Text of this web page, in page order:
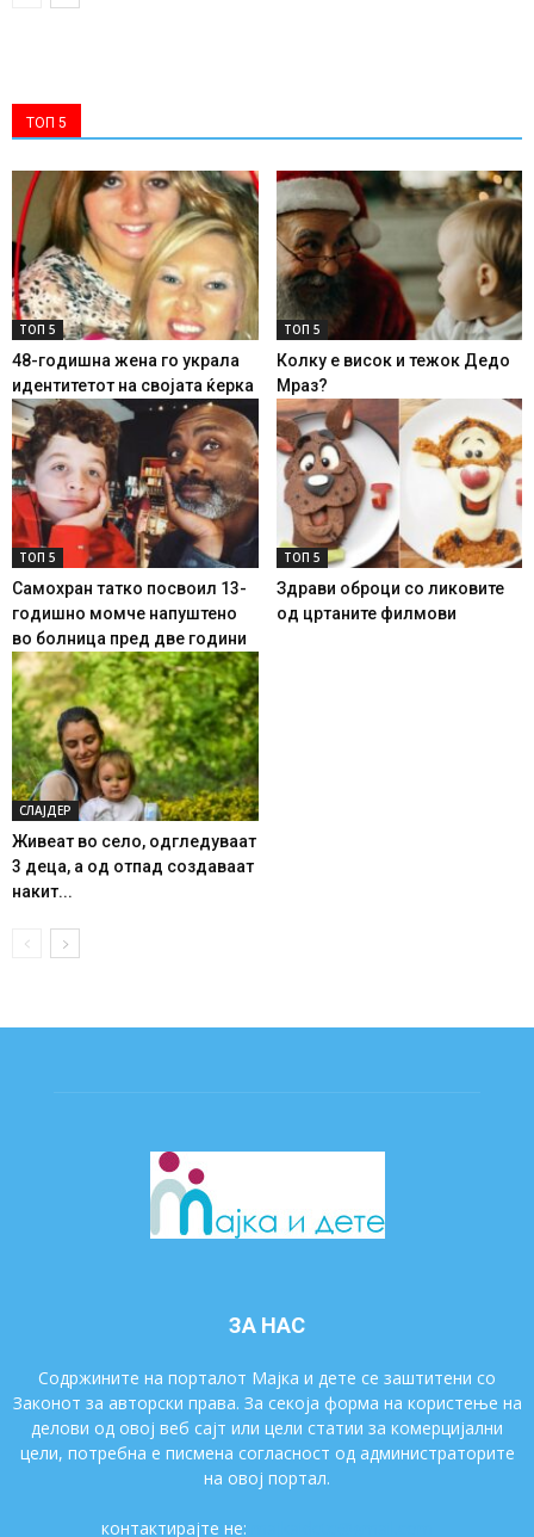
ТОП 5
ТОП 5
48-годишна жена го украла
идентитетот на својата ќерка
ТОП 5
Колку е висок и тежок Дедо
Мраз?
ТОП 5
Самохран татко посвоил 13-
годишно момче напуштено
во болница пред две години
ТОП 5
Здрави оброци со ликовите
од цртаните филмови
СЛАЈДЕР
Живеат во село, одгледуваат
3 деца, а од отпад создаваат
накит...
ЗА НАС
Содржините на порталот Мајка и дете се заштитени со
Законот за авторски права. За секоја форма на користење на
делови од овој веб сајт или цели статии за комерцијални
цели, потребна е писмена согласност од администраторите
на овој портал.
контактирајте не: